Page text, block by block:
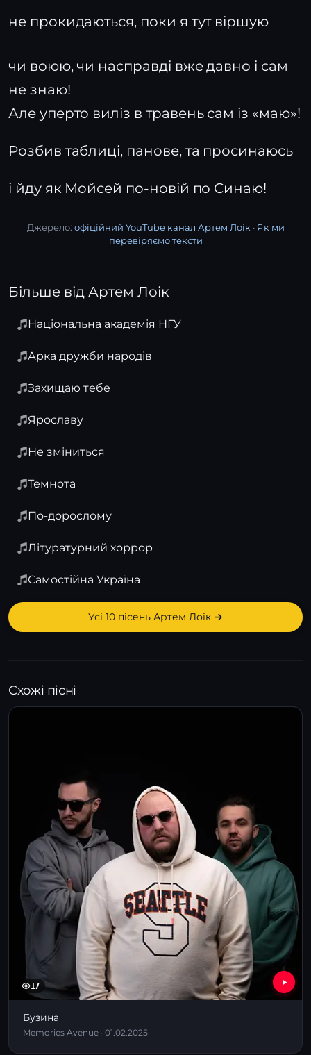
не прокидаються, поки я тут віршую
чи воюю, чи насправді вже давно і сам
не знаю!
Але уперто виліз в травень сам із «маю»!
Розбив таблиці, панове, та просинаюсь
і йду як Мойсей по-новій по Синаю!
Джерело: офіційний YouTube канал Артем Лоік · Як ми
перевіряємо тексти
Більше від Артем Лоік
Національна академія НГУ
Арка дружби народів
Захищаю тебе
Ярославу
Не зміниться
Темнота
По-дорослому
Літуратурний хоррор
Самостійна Україна
Усі 10 пісень Артем Лоік →
Схожі пісні
17
Бузина
Memories Avenue · 01.02.2025